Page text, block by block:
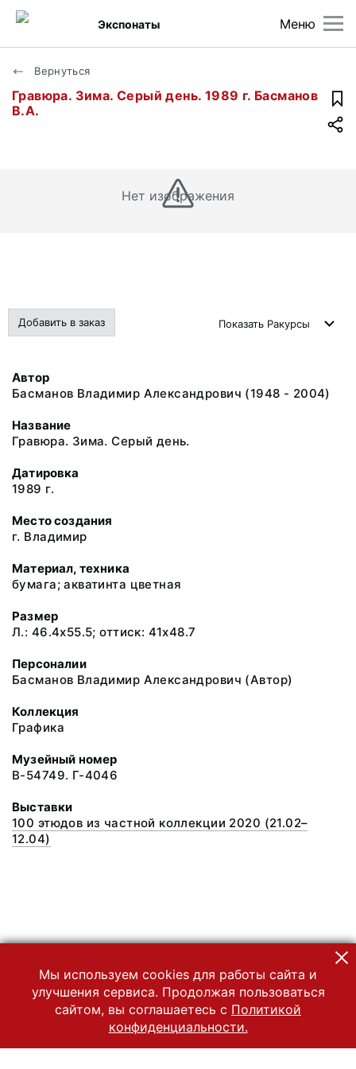
Меню
Экспонаты
Вернуться
Гравюра. Зима. Серый день. 1989 г. Басманов
В.А.
Нет изображения
Добавить в заказ Показать Ракурсы
Автор
Басманов Владимир Александрович (1948 - 2004)
Название
Гравюра. Зима. Серый день.
Датировка
1989 г.
Место создания
г. Владимир
Материал, техника
бумага; акватинта цветная
Размер
Л.: 46.4x55.5; оттиск: 41x48.7
Персоналии
Басманов Владимир Александрович (Автор)
Коллекция
Графика
Музейный номер
В-54749. Г-4046
Выставки
100 этюдов из частной коллекции 2020 (21.02–
12.04)
Мы используем cookies для работы сайта и
улучшения сервиса. Продолжая пользоваться
сайтом, вы соглашаетесь с Политикой
конфиденциальности.